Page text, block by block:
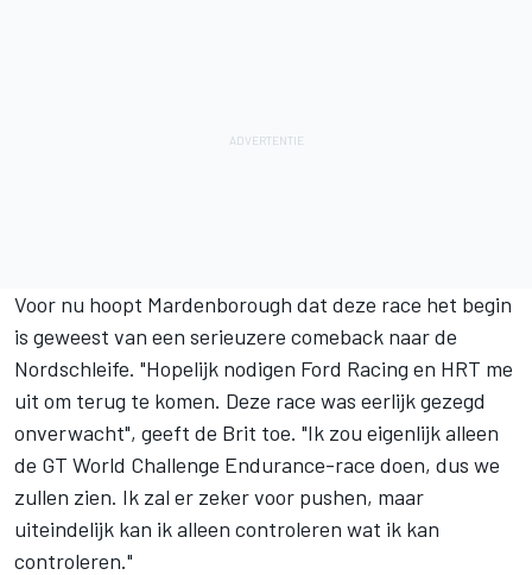
Voor nu hoopt Mardenborough dat deze race het begin
is geweest van een serieuzere comeback naar de
Nordschleife. "Hopelijk nodigen Ford Racing en HRT me
uit om terug te komen. Deze race was eerlijk gezegd
onverwacht", geeft de Brit toe. "Ik zou eigenlijk alleen
de GT World Challenge Endurance-race doen, dus we
zullen zien. Ik zal er zeker voor pushen, maar
uiteindelijk kan ik alleen controleren wat ik kan
controleren."